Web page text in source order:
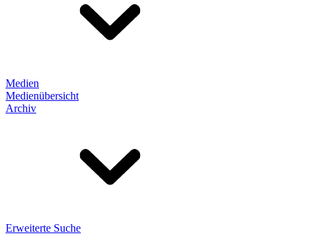
Medien
Medienübersicht
Archiv
Erweiterte Suche